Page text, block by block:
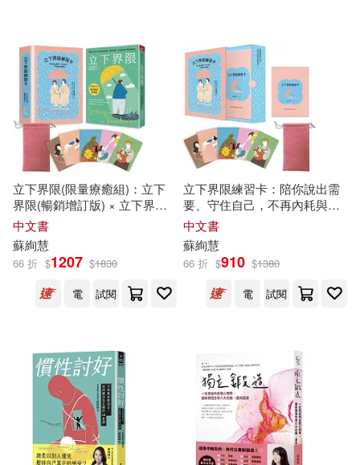
三采(10) 究竟(10)
天下雜誌(7) 平安文化(6)
親子天下(4) 張老師文化(3)
台海出版社(2) 麥田(2)
中國紡織出版社(1)
民主與建設出版社(1)
江蘇文藝出版社(1) 鏡好聽(1)
配送方式
可超商取貨(51)
可新加坡店取(51)
可菲律賓店取(51)
立下界限(限量療癒組)：立下
界限(暢銷增訂版) × 立下界限
練習卡，獻給願意好好照顧自
己的你
中文書
蘇絢慧
66 折 $1207 $1830
電
試閱
立下界限練習卡：陪你說出需
要、守住自己，不再內耗與委
屈
中文書
蘇絢慧
66 折 $910 $1380
電
試閱